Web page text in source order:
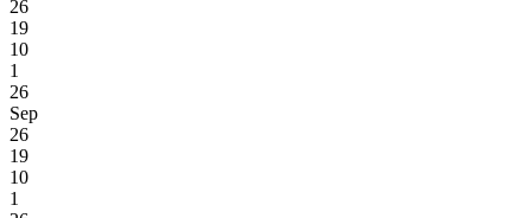
26
19
10
1
26
Sep
26
19
10
1